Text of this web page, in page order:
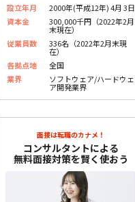
2023.05.23 更新
30代後半 女性
面接で質問されたこと
過去の案件について教えてください
未分類
設立年月
2000年(平成12年) 4月 3日
資本金
300,000千円（2022年2月
末現在）
従業員数
336名（2022年2月末現
在）
各拠点地
全国
業界
ソフトウェア/ハードウェ
ア開発業界
面接は転職のカナメ！
コンサルタントによる
無料面接対策を賢く使おう